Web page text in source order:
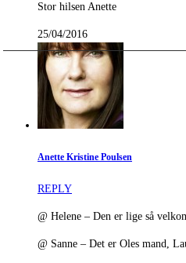
Stor hilsen Anette
25/04/2016
Anette Kristine Poulsen
REPLY
@ Helene – Den er lige så
@ Sanne – Det er Oles mand,